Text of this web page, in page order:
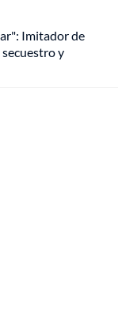
Imitador de
y